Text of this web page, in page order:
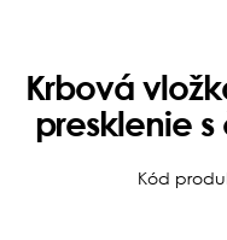
Krbová
presklenie
Kód